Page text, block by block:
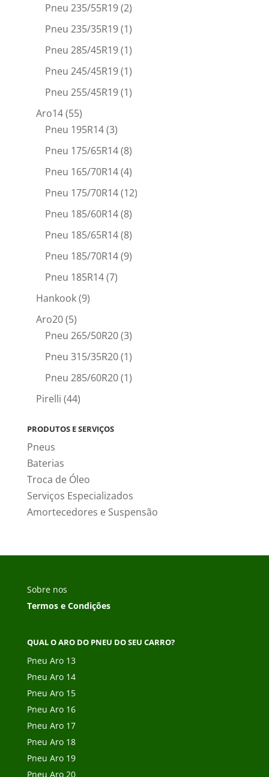
Pneu 235/55R19(2)
Pneu 235/35R19(1)
Pneu 285/45R19(1)
Pneu 245/45R19(1)
Pneu 255/45R19(1)
Aro14(55)
Pneu 195R14(3)
Pneu 175/65R14(8)
Pneu 165/70R14(4)
Pneu 175/70R14(12)
Pneu 185/60R14(8)
Pneu 185/65R14(8)
Pneu 185/70R14(9)
Pneu 185R14(7)
Hankook(9)
Aro20(5)
Pneu 265/50R20(3)
Pneu 315/35R20(1)
Pneu 285/60R20(1)
Pirelli (44)
PRODUTOS E SERVIÇOS
Pneus
Baterias
Troca de Óleo
Serviços Especializados
Amortecedores e Suspensão
Sobre nos
Termos e Condições
QUAL O ARO DO PNEU DO SEU CARRO?
Pneu Aro 13
Pneu Aro 14
Pneu Aro 15
Pneu Aro 16
Pneu Aro 17
Pneu Aro 18
Pneu Aro 19
Pneu Aro 20